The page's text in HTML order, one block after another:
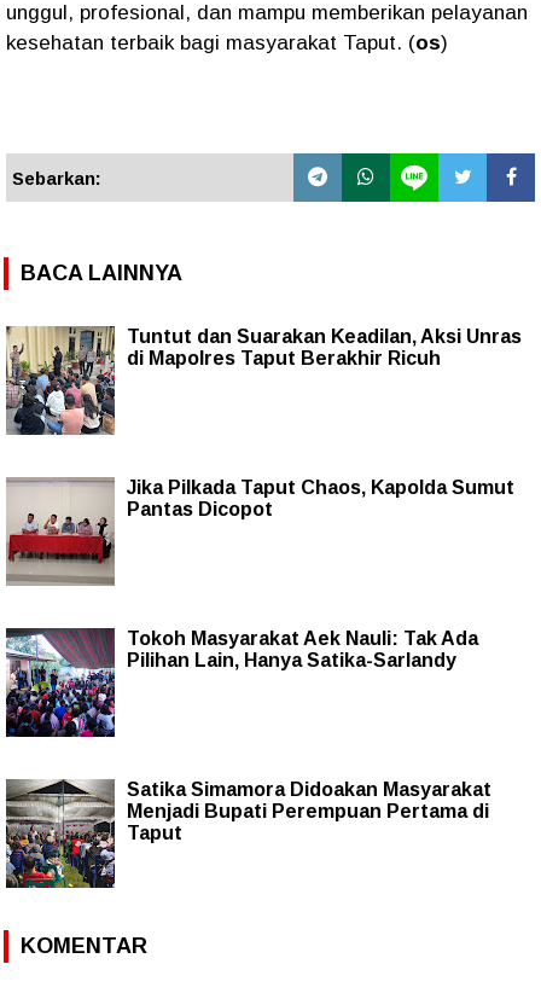
unggul, profesional, dan mampu memberikan pelayanan
kesehatan terbaik bagi masyarakat Taput. (os)
Sebarkan:
BACA LAINNYA
Tuntut dan Suarakan Keadilan, Aksi Unras
di Mapolres Taput Berakhir Ricuh
Jika Pilkada Taput Chaos, Kapolda Sumut
Pantas Dicopot
Tokoh Masyarakat Aek Nauli: Tak Ada
Pilihan Lain, Hanya Satika-Sarlandy
Satika Simamora Didoakan Masyarakat
Menjadi Bupati Perempuan Pertama di
Taput
KOMENTAR